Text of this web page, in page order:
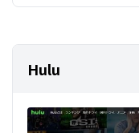
Hulu